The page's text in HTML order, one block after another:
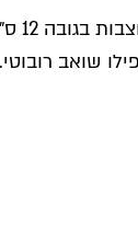
שואב רובוטי.